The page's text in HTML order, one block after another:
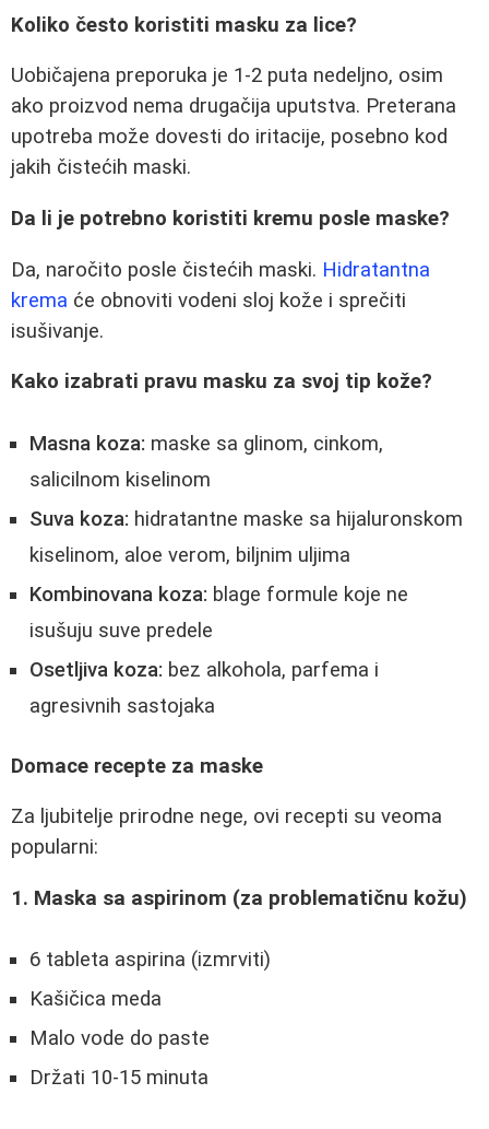
Koliko često koristiti masku za lice?
Uobičajena preporuka je 1-2 puta nedeljno, osim
ako proizvod nema drugačija uputstva. Preterana
upotreba može dovesti do iritacije, posebno kod
jakih čistećih maski.
Da li je potrebno koristiti kremu posle maske?
Da, naročito posle čistećih maski. Hidratantna
krema će obnoviti vodeni sloj kože i sprečiti
isušivanje.
Kako izabrati pravu masku za svoj tip kože?
Masna koza: maske sa glinom, cinkom,
salicilnom kiselinom
Suva koza: hidratantne maske sa hijaluronskom
kiselinom, aloe verom, biljnim uljima
Kombinovana koza: blage formule koje ne
isušuju suve predele
Osetljiva koza: bez alkohola, parfema i
agresivnih sastojaka
Domace recepte za maske
Za ljubitelje prirodne nege, ovi recepti su veoma
popularni:
1. Maska sa aspirinom (za problematičnu kožu)
6 tableta aspirina (izmrviti)
Kašičica meda
Malo vode do paste
Držati 10-15 minuta